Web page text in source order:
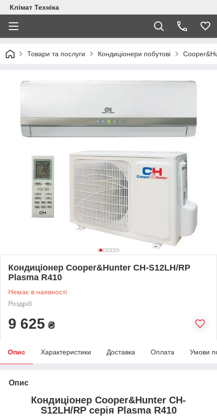
Клімат Техніка
Товари та послуги Кондиціонери побутові
Кондиціонер Cooper&Hunter CH-S12LH/RP
Plasma R410
Немає в наявності
Роздріб
9 625 ₴
Опис Характеристики Доставка Оплата Умови
Опис
Кондиціонер Cooper&Hunter CH-
S12LH/RP серія Plasma R410